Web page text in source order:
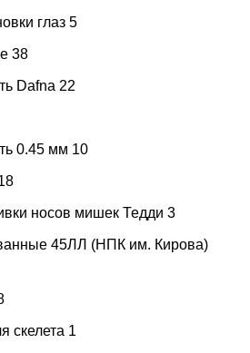
глаз 5
38
Dafna 22
0.45 мм 10
носов мишек Тедди 3
45ЛЛ (НПК им. Кирова)
скелета 1